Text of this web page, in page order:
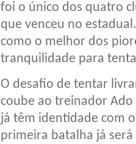
foi o único dos quatro
que venceu no
como o melhor dos
tranquilidade para
O desafio de tentar
coube ao treinador
já têm identidade com
primeira batalha já